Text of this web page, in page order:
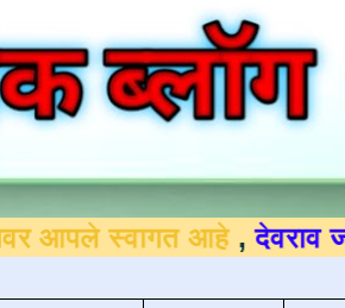
आहे,देवराव जाधव